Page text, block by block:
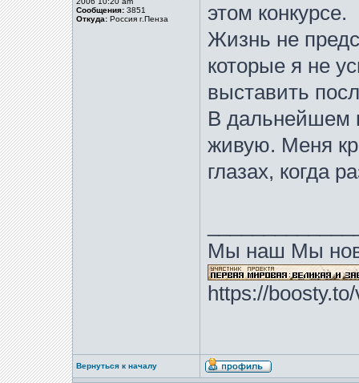
Сообщения: 3851
Откуда: Россия г.Пенза
этом конкурсе.
Жизнь не
которые я не
выставить
В дальнейшем
живую. Меня
глазах, когда
Мы наш Мы
https://
Вернуться к началу